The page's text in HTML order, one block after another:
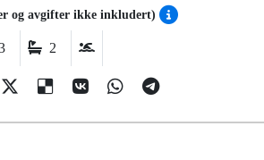
og avgifter ikke inkludert)
2